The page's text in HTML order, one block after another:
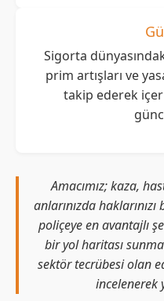
Sigorta
prim artışları ve
takip ederek
Amacımız; kaza,
anlarınızda
poliçeye en avantajlı
bir yol haritası
sektör tecrübesi olan
incelenerek